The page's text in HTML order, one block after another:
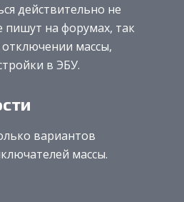
действительно не
пишут на форумах, так
отключении массы,
в ЭБУ.
вариантов
массы.